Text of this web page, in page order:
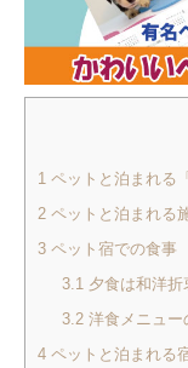
1 ペットと泊まれる
2 ペットと泊まれる
3 ペット宿での食事
3.1 夕食は和洋
3.2洋食メニュー
4 ペットと泊まれる